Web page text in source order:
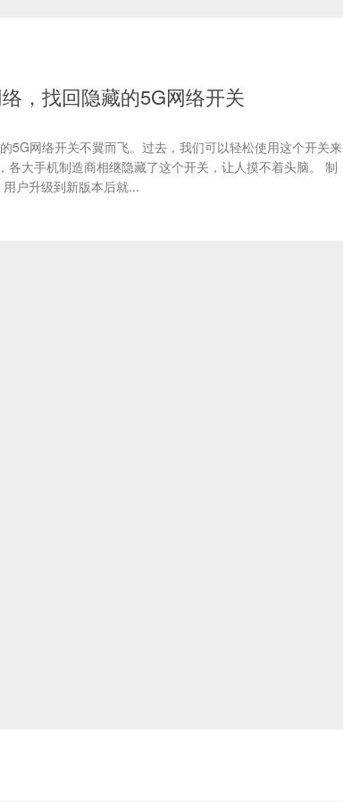
，找回隐藏的5G网络开关
5G网络开关不翼而飞。过去，我们可以轻松使用这个开关来
大手机制造商相继隐藏了这个开关，让人摸不着头脑。 制
户升级到新版本后就...